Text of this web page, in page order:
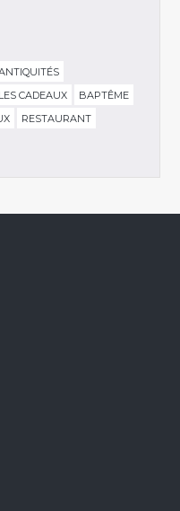
CADEAUX
BAPTÊME
RESTAURANT